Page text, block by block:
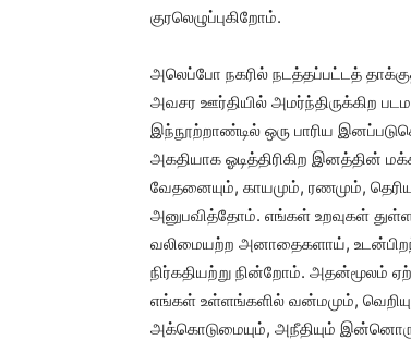
குரலெழுப்புகிறோம்.
அலெப்போ நகரில் நடத்தப்பட்டத்
அவசர ஊர்தியில் அமர்ந்திருக்கிற
இந்நூற்றாண்டில் ஒரு பாரிய
அகதியாக ஓடித்திரிகிற இனத்தின்
வேதனையும், காயமும், ரணமும்,
அனுபவித்தோம். எங்கள் உறவுகள்
வலிமையற்ற அனாதைகளாய்,
நிர்கதியற்று நின்றோம். அதன்மூலம்
எங்கள் உள்ளங்களில் வன்மமும்,
அக்கொடுமையும், அநீதியும்